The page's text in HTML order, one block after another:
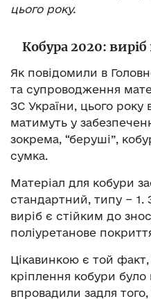
цього року.
Кобура 2020: виріб
Як повідомили в
та супроводження
ЗС України, цього року
матимуть у
зокрема, “беруші”,
сумка.
Матеріал для кобури
стандартний, типу − 1.
виріб є стійким до
поліуретанове
Цікавинкою є той
кріплення кобури було
впровадили задля